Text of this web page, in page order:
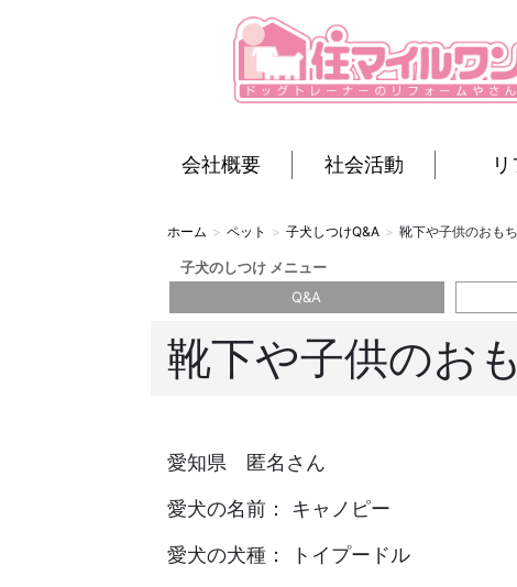
会社概要 社会活動
ホーム ペット 子犬しつけQ&A 靴下や子供のおも
子犬のしつけ メニュー
Q&A
靴下や子供のお
愛知県 匿名さん
愛犬の名前： キャノピー
愛犬の犬種： トイプードル